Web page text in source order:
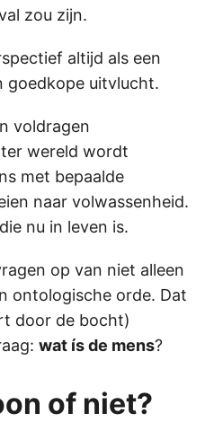
zou zijn.
altijd als een
goedkope uitvlucht.
voldragen
wereld wordt
met bepaalde
naar volwassenheid.
nu in leven is.
op van niet alleen
ontologische orde. Dat
door de bocht)
wat ís de mens?
of niet?